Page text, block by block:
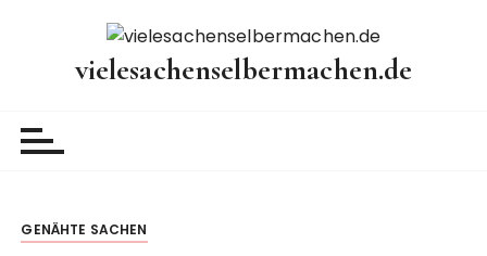
vielesachenselbermachen.de
GENÄHTE SACHEN